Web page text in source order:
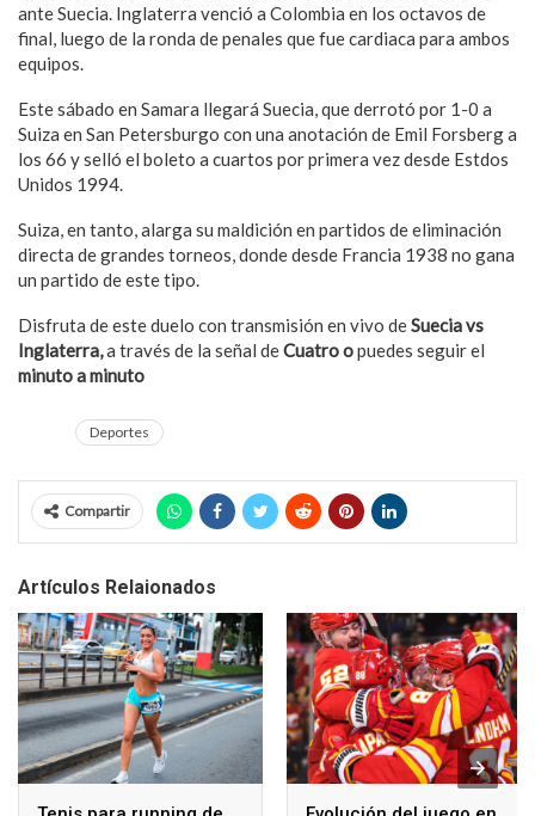
ante Suecia. Inglaterra venció a Colombia en los octavos de
final, luego de la ronda de penales que fue cardiaca para ambos
equipos.
Este sábado en Samara llegará Suecia, que derrotó por 1-0 a
Suiza en San Petersburgo con una anotación de Emil Forsberg a
los 66 y selló el boleto a cuartos por primera vez desde Estdos
Unidos 1994.
Suiza, en tanto, alarga su maldición en partidos de eliminación
directa de grandes torneos, donde desde Francia 1938 no gana
un partido de este tipo.
Disfruta de este duelo con transmisión en vivo deSuecia vs
Inglaterra,a través de la señal deCuatro opuedes seguir el
minuto a minuto
Deportes
Compartir
Artículos Relaionados